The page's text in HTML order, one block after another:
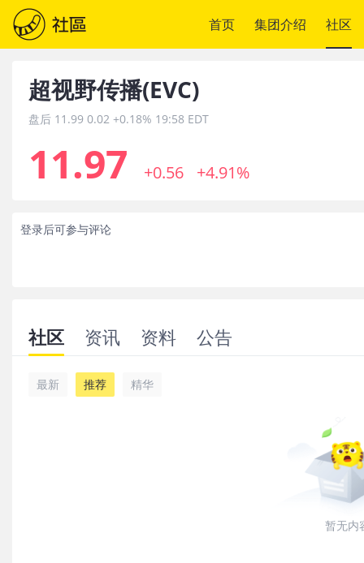
首页 集团介绍 社区
超视野传播(EVC)
盘后 11.99 0.02 +0.18% 19:58 EDT
11.97 +0.56 +4.91%
登录后可参与评论
社区 资讯 资料 公告
最新 推荐 精华
暂无内